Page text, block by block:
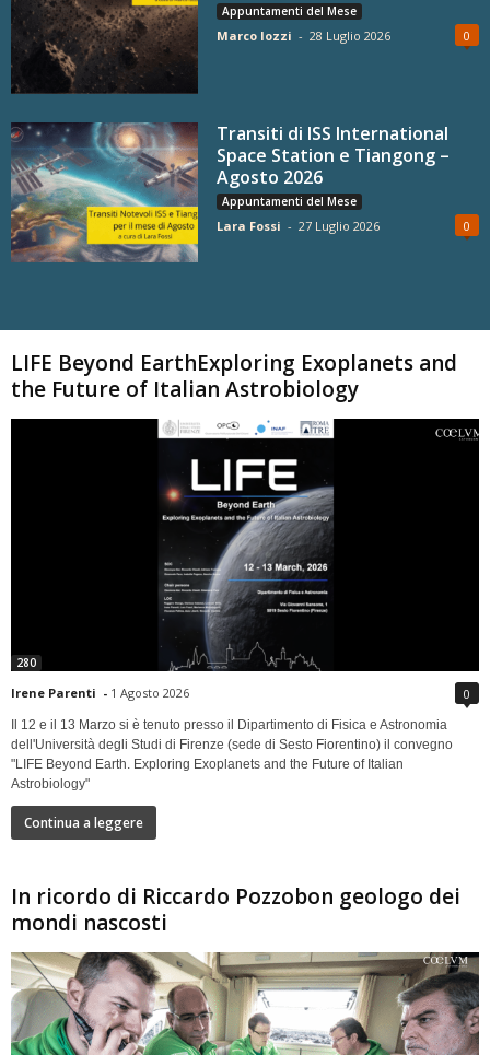
Appuntamenti del Mese
Marco Iozzi - 28 Luglio 2026 0
Transiti di ISS International
Space Station e Tiangong –
Agosto 2026
Appuntamenti del Mese
Lara Fossi - 27 Luglio 2026 0
LIFE Beyond EarthExploring Exoplanets and
the Future of Italian Astrobiology
280
Irene Parenti - 1 Agosto 2026 0
Il 12 e il 13 Marzo si è tenuto presso il Dipartimento di Fisica e Astronomia
dell'Università degli Studi di Firenze (sede di Sesto Fiorentino) il convegno
"LIFE Beyond Earth. Exploring Exoplanets and the Future of Italian
Astrobiology"
Continua a leggere
In ricordo di Riccardo Pozzobon geologo dei
mondi nascosti